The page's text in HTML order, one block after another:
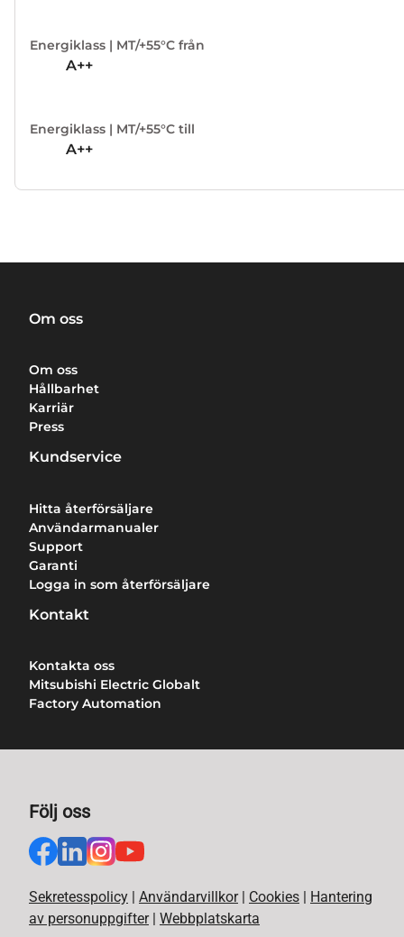
Energiklass | MT/+55°C från
A++
Energiklass | MT/+55°C till
A++
Om oss
Om oss
Hållbarhet
Karriär
Press
Kundservice
Hitta återförsäljare
Användarmanualer
Support
Garanti
Logga in som återförsäljare
Kontakt
Kontakta oss
Mitsubishi Electric Globalt
Factory Automation
Följ oss
Sekretesspolicy Användarvillkor Cookies
Hantering
av personuppgifter
Webbplatskarta